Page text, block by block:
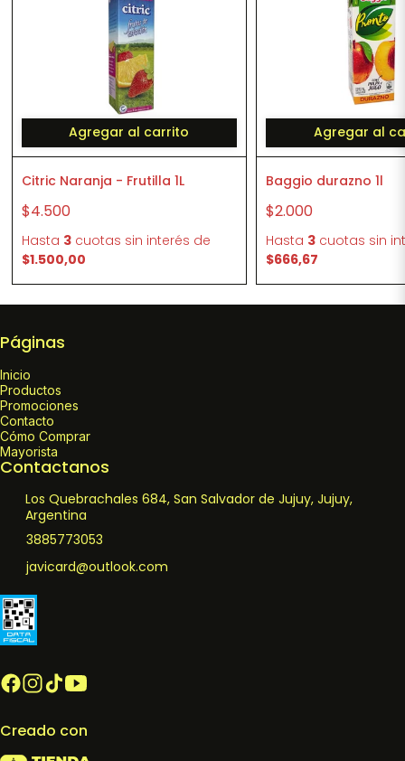
Agregar al carrito
Citric Naranja - Frutilla 1L
$4.500
Hasta 3cuotas sin interés de
$1.500,00
Agregar al
Baggio durazno 1l
$2.000
Hasta 3 cuotas sin
$666,67
Páginas
Inicio
Productos
Promociones
Contacto
Cómo Comprar
Mayorista
Contactanos
Los Quebrachales 684, San Salvador de Jujuy, Jujuy,
Argentina
3885773053
javicard@outlook.com
Creado con